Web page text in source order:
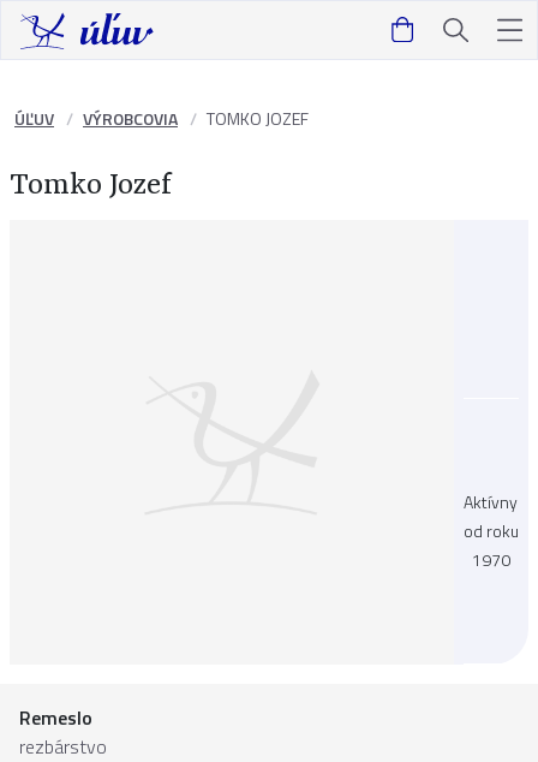
ÚĽUV VÝROBCOVIA TOMKO JOZEF
Tomko Jozef
Aktívny
od roku
1970
Remeslo
rezbárstvo